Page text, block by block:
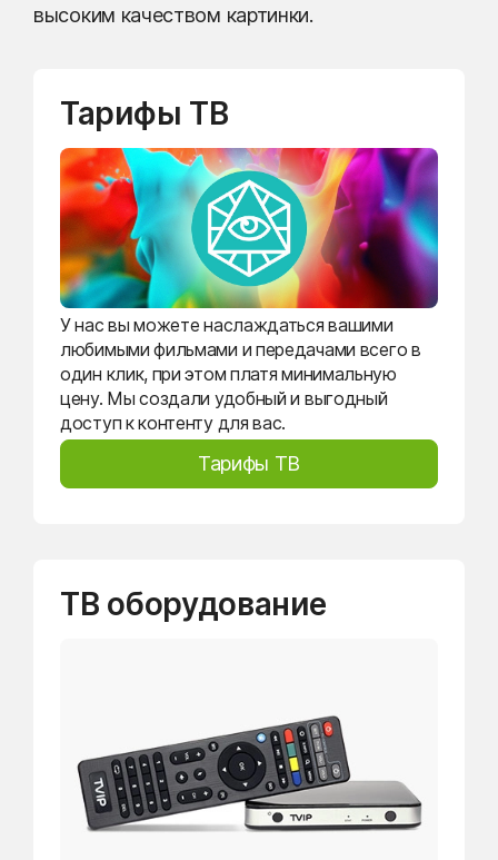
высоким качеством картинки.
Тарифы ТВ
У нас вы можете наслаждаться вашими
любимыми фильмами и передачами всего в
один клик, при этом платя минимальную
цену. Мы создали удобный и выгодный
доступ к контенту для вас.
Тарифы ТВ
ТВ оборудование